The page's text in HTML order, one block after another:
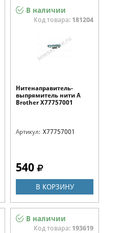
Нитенаправитель-
выпрямитель нити А
Brother X77757001
Артикул: X77757001
В наличии
Код товара: 181204
540
В КОРЗИНУ
В наличии
Код товара: 193619